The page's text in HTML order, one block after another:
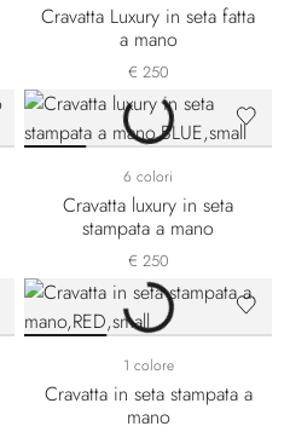
Cravatta Luxury in seta fatta
a mano
€ 250
6 colori
Cravatta luxury in seta
stampata a mano
€ 250
1 colore
Cravatta in seta stampata a
mano